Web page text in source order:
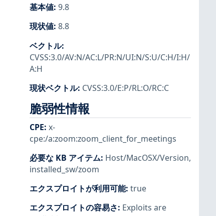
基本値: 9.8
現状値: 8.8
ベクトル:
CVSS:3.0/AV:N/AC:L/PR:N/UI:N/S:U/C:H/I:H/
A:H
現状ベクトル: CVSS:3.0/E:P/RL:O/RC:C
脆弱性情報
CPE: x-
cpe:/a:zoom:zoom_client_for_meetings
必要な KB アイテム: Host/MacOSX/Version,
installed_sw/zoom
エクスプロイトが利用可能: true
エクスプロイトの容易さ: Exploits are